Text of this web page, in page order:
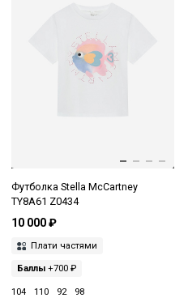
Футболка Stella McCartney
TY8A61 Z0434
10 000 ₽
Плати частями
Баллы +700 ₽
104 110 92 98